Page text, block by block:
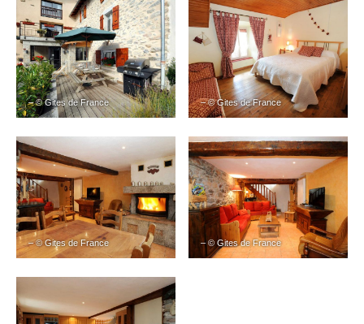
– © Gites de France – © Gites de France
– © Gites de France – © Gites de France